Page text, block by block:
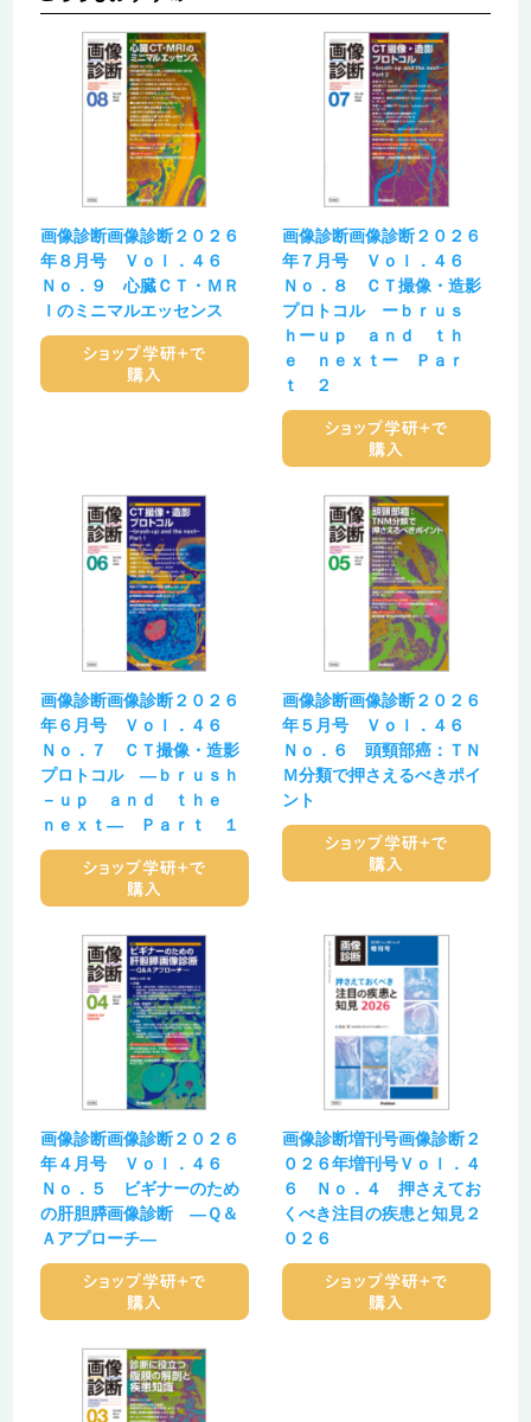
画像診断画像診断２０２６
年８月号 Ｖｏｌ．４６
Ｎｏ．９ 心臓ＣＴ・ＭＲ
Ｉのミニマルエッセンス
画像診断画像診断２０２６
年７月号 Ｖｏｌ．４６
Ｎｏ．８ ＣＴ撮像・造影
プロトコル ーｂｒｕｓ
ｈーｕｐ ａｎｄ ｔｈ
ｅ ｎｅｘｔー Ｐａｒ
ｔ ２
画像診断画像診断２０２６
年６月号 Ｖｏｌ．４６
Ｎｏ．７ ＣＴ撮像・造影
プロトコル ―ｂｒｕｓｈ
－ｕｐ ａｎｄ ｔｈｅ
ｎｅｘｔ― Ｐａｒｔ １
画像診断画像診断２０２６
年５月号 Ｖｏｌ．４６
Ｎｏ．６ 頭頸部癌：ＴＮ
Ｍ分類で押さえるべきポイ
ント
画像診断画像診断２０２６
年４月号 Ｖｏｌ．４６
Ｎｏ．５ ビギナーのため
の肝胆膵画像診断 ―Ｑ＆
Ａアプローチ―
画像診断増刊号画像診断２
０２６年増刊号Ｖｏｌ．４
６ Ｎｏ．４ 押さえてお
くべき注目の疾患と知見２
０２６